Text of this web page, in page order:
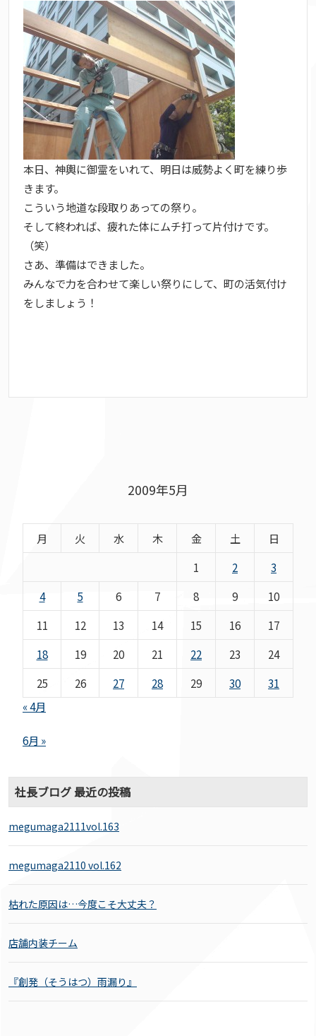
本日、神輿に御霊をいれて、明日は威勢よく町を練り歩
きます。
こういう地道な段取りあっての祭り。
そして終われば、疲れた体にムチ打って片付けです。
（笑）
さあ、準備はできました。
みんなで力を合わせて楽しい祭りにして、町の活気付け
をしましょう！
2009年5月
月 火 水 木 金 土
日
1
2
3
4
5 6 7 8 9
10
11
12 13 14 15 16
17
18
19 20 21 22 23
24
25
26 27 28 29 30
31
« 4月
6月 »
社長ブログ 最近の投稿
megumaga2111vol.163
megumaga2110 vol.162
枯れた原因は…今度こそ大丈夫？
店舗内装チーム
『創発（そうはつ）雨漏り』